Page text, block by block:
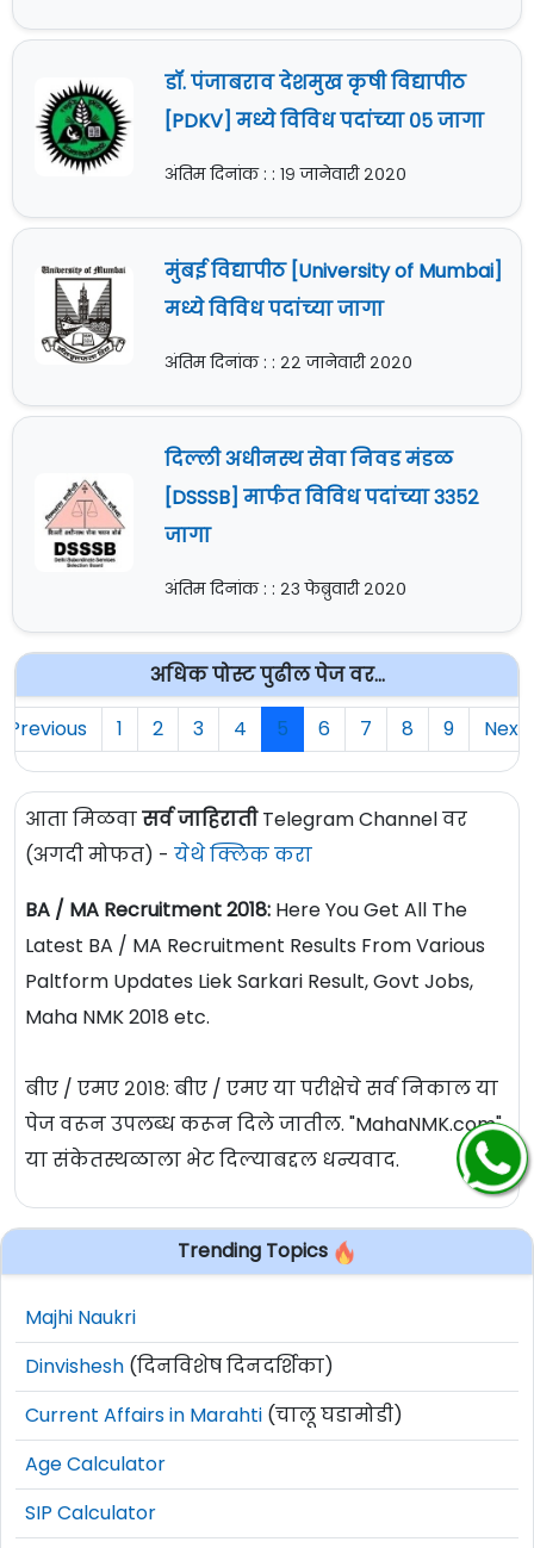
डॉ. पंजाबराव देशमुख कृषी विद्यापीठ
[PDKV] मध्ये विविध पदांच्या ०५ जागा
अंतिम दिनांक : : १९ जानेवारी २०२०
मुंबई विद्यापीठ [University of Mumbai]
मध्ये विविध पदांच्या जागा
अंतिम दिनांक : : २२ जानेवारी २०२०
दिल्ली अधीनस्थ सेवा निवड मंडळ
[DSSSB] मार्फत विविध पदांच्या ३३५२
जागा
अंतिम दिनांक : : २३ फेब्रुवारी २०२०
अधिक पोस्ट पुढील पेज वर...
Previous
1 2 3 4 5 6 7 8 9 Next
आता मिळवा सर्व जाहिराती Telegram Channel वर
(अगदी मोफत) - येथे क्लिक करा
BA / MA Recruitment 2018: Here You Get All The
Latest BA / MA Recruitment Results From Various
Paltform Updates Liek Sarkari Result, Govt Jobs,
Maha NMK 2018 etc.
बीए / एमए २०१८: बीए / एमए या परीक्षेचे सर्व निकाल या
पेज वरून उपलब्ध करून दिले जातील. "MahaNMK.com"
या संकेतस्थळाला भेट दिल्याबद्दल धन्यवाद.
Trending Topics
Majhi Naukri
Dinvishesh (दिनविशेष दिनदर्शिका)
Current Affairs in Marahti (चालू घडामोडी)
Age Calculator
SIP Calculator